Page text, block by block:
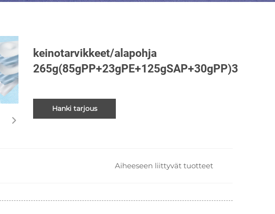
keinotarvikkeet/alapohja
265g(85gPP+23gPE+125gSAP+30gPP)3
Hanki tarjous
Aiheeseen liittyvät tuotteet